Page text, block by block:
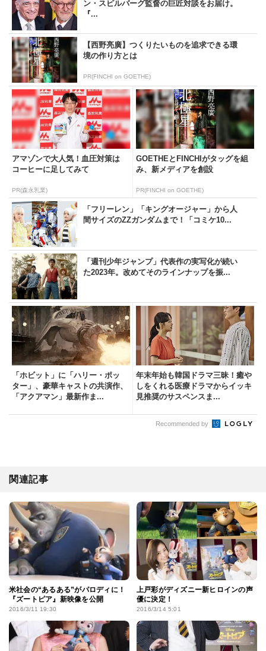
ン・スピルバーグ監督の巨匠対談をお届け。
『...
【西野亮廣】つくりたいものを追求できる環
境の作り方とは
PR(FINCHI on GOETHE)
アマゾンで大人気！血圧対策は
コーヒーに足してみて
PR(森永乳業)
GOETHEとFINCHIがタッグを組
み、新メディアを創設
PR(FINCHI on GOETHE)
「フリーレン」「キングオージャー」から人
間サイズのZZガンダムまで！「コミケ10...
「週刊少年ジャンプ」代表作の実写化が続い
た2023年。改めてそのラインナップを振...
「ホビット」に「ハリー・ポッ
ター」、豪華キャストの共演作、
「アクアマン」最新作ま...
年末年始も韓国ドラマ三昧！癒や
しをくれる医療ドラマからイッキ
見推奨のサスペンスま...
Recommended by
関連記事
米社会の“あるある”がパロディに！
『ズートピア』新映像を公開
2016/3/11 19:30
上戸彩がディズニー新ヒロインの声
優に決定！
2016/3/14 5:01